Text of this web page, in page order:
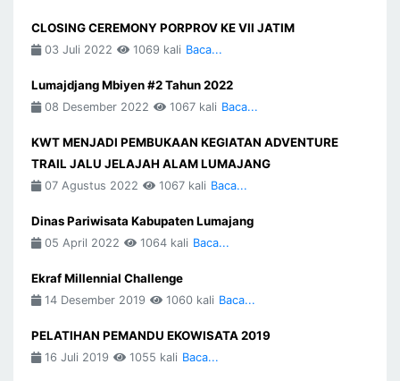
CLOSING CEREMONY PORPROV KE VII JATIM
03 Juli 2022 1069 kali Baca...
Lumajdjang Mbiyen #2 Tahun 2022
08 Desember 2022 1067 kali Baca...
KWT MENJADI PEMBUKAAN KEGIATAN ADVENTURE
TRAIL JALU JELAJAH ALAM LUMAJANG
07 Agustus 2022 1067 kali Baca...
Dinas Pariwisata Kabupaten Lumajang
05 April 2022 1064 kali Baca...
Ekraf Millennial Challenge
14 Desember 2019 1060 kali Baca...
PELATIHAN PEMANDU EKOWISATA 2019
16 Juli 2019 1055 kali Baca...